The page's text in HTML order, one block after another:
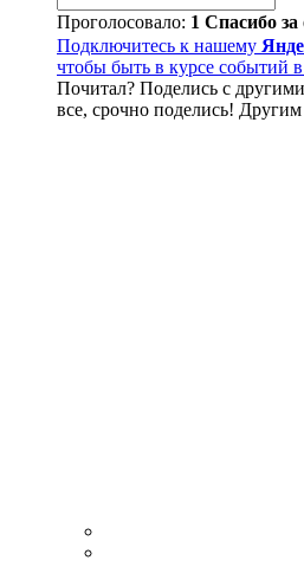
Проголосовало: 1 Спасибо за
Подключитесь к нашему
чтобы быть в курсе событий
Почитал? Поделись с
все, срочно поделись!